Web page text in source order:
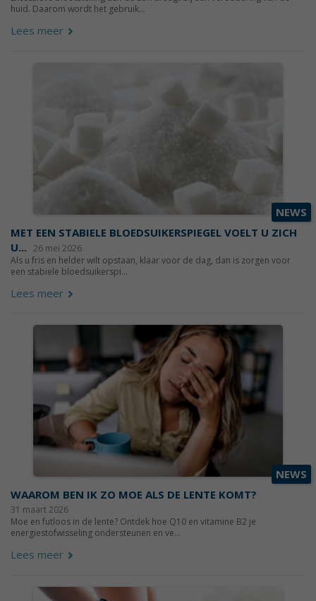
huid. Daarom wordt het gebruik...
Lees meer
NEWS
MET EEN STABIELE BLOEDSUIKERSPIEGEL VOELT U ZICH
U... 26 mei 2026
Als u fris en helder wilt opstaan, klaar voor de dag, dan is zorgen voor
een stabiele bloedsuikerspi...
Lees meer
NEWS
WAAROM BEN IK ZO MOE ALS DE LENTE KOMT?
31 maart 2026
Moe en futloos in de lente? Ontdek hoe Q10 en vitamine B2 je
energiestofwisseling ondersteunen en ve...
Lees meer